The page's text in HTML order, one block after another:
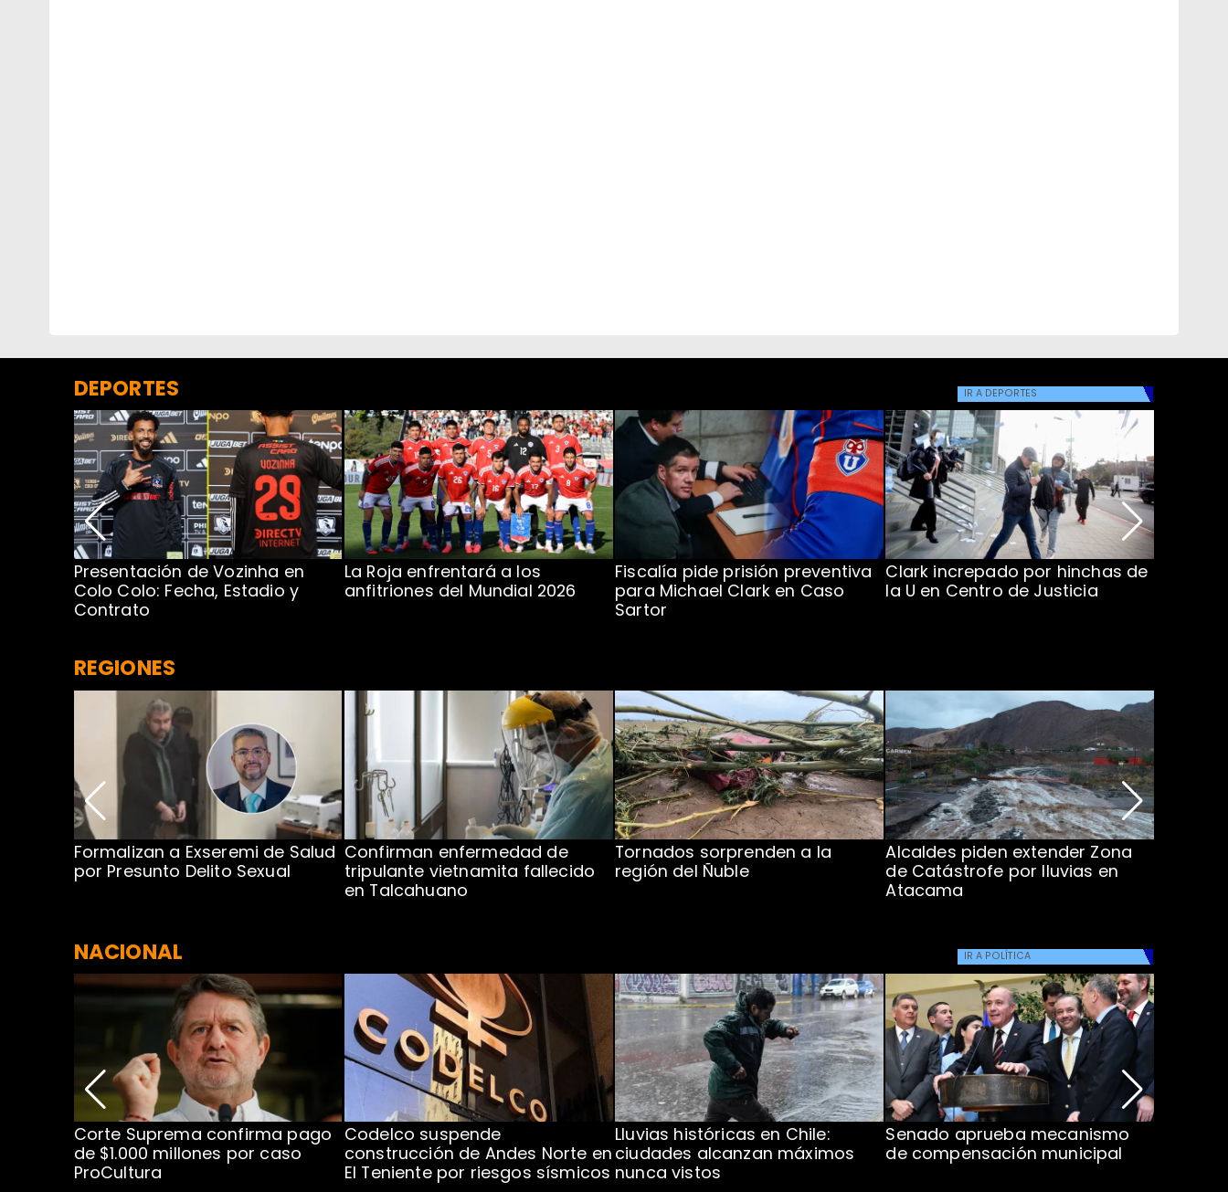
DEPORTES IR A DEPORTES
Presentación de Vozinha en
Colo Colo: Fecha, Estadio y
Contrato
La Roja enfrentará a los
anfitriones del Mundial 2026
Fiscalía pide prisión preventiva
para Michael Clark en Caso
Sartor
Clark increpado por hinchas de
la U en Centro de Justicia
REGIONES
Formalizan a Exseremi de Salud
por Presunto Delito Sexual
Confirman enfermedad de
tripulante vietnamita fallecido
en Talcahuano
Tornados sorprenden a la
región del Ñuble
Alcaldes piden extender Zona
de Catástrofe por lluvias en
Atacama
NACIONAL IR A POLÍTICA
Corte Suprema confirma pago
de $1.000 millones por caso
ProCultura
Codelco suspende
construcción de Andes Norte en
El Teniente por riesgos sísmicos
Lluvias históricas en Chile:
ciudades alcanzan máximos
nunca vistos
Senado aprueba mecanismo
de compensación municipal